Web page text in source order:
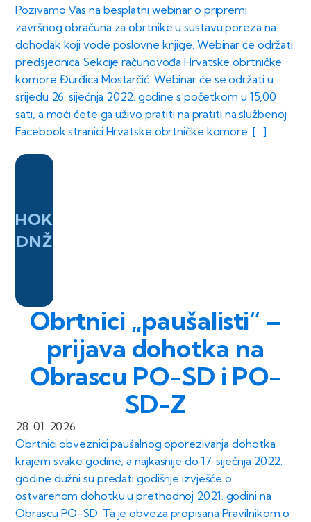
Pozivamo Vas na besplatni webinar o pripremi
završnog obračuna za obrtnike u sustavu poreza na
dohodak koji vode poslovne knjige. Webinar će održati
predsjednica Sekcije računovođa Hrvatske obrtničke
komore Đurđica Mostarčić. Webinar će se održati u
srijedu 26. siječnja 2022. godine s početkom u 15,00
sati, a moći ćete ga uživo pratiti na pratiti na službenoj
Facebook stranici Hrvatske obrtničke komore. […]
HOK
DNŽ
Obrtnici „paušalisti“ –
prijava dohotka na
Obrascu PO-SD i PO-
SD-Z
28. 01. 2026.
Obrtnici obveznici paušalnog oporezivanja dohotka
krajem svake godine, a najkasnije do 17. siječnja 2022.
godine dužni su predati godišnje izvješće o
ostvarenom dohotku u prethodnoj 2021. godini na
Obrascu PO-SD. Ta je obveza propisana Pravilnikom o